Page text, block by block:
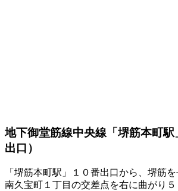
地下御堂筋線中央線「堺筋本町駅
出口）
「堺筋本町駅」１０番出口から、堺筋
南久宝町１丁目の交差点を右に曲がり